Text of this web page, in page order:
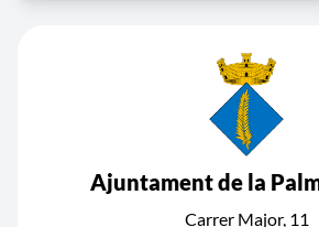
Ajuntament de la
Carrer Major, 11